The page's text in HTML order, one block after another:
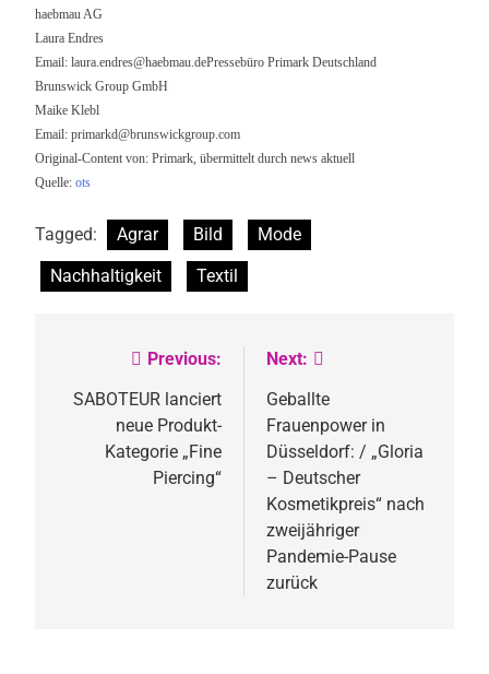
haebmau AG
Laura Endres
Email: laura.endres@haebmau.dePressebüro Primark Deutschland
Brunswick Group GmbH
Maike Klebl
Email: primarkd@brunswickgroup.com
Original-Content von: Primark, übermittelt durch news aktuell
Quelle: ots
Tagged: Agrar Bild
Mode
Nachhaltigkeit
Textil
Beitragsnavigation
Previous:
SABOTEUR lanciert
neue Produkt-
Kategorie „Fine
Piercing“
Next:
Geballte
Frauenpower in
Düsseldorf: / „Gloria
– Deutscher
Kosmetikpreis“ nach
zweijähriger
Pandemie-Pause
zurück